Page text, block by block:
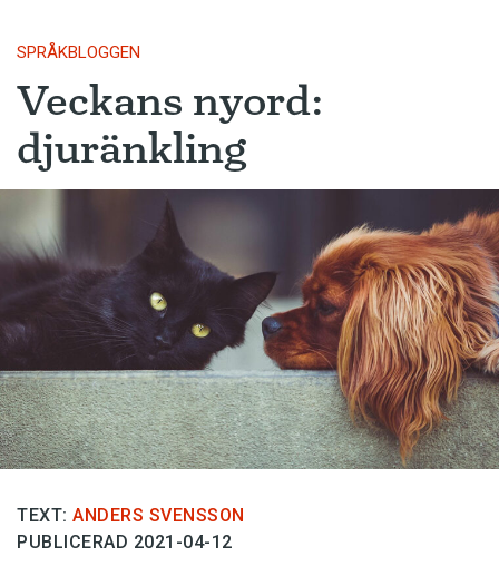
SPRÅKBLOGGEN
Veckans nyord:
djuränkling
TEXT: ANDERS SVENSSON
PUBLICERAD 2021-04-12